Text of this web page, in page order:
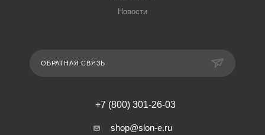
Новости
ОБРАТНАЯ СВЯЗЬ
+7 (800) 301-26-03
shop@slon-e.ru